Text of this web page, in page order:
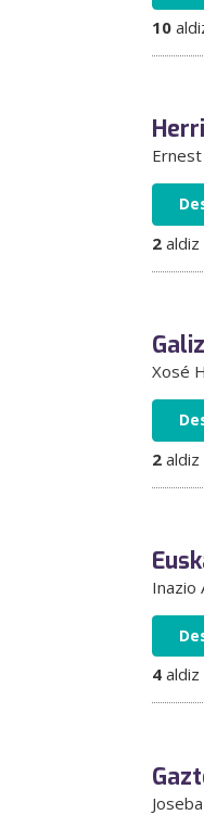
10
2aldiz
Xosé
2aldiz
Inazio
4aldiz